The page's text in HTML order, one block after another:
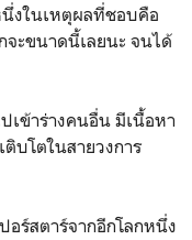
งในเหตุผลที่ชอบคือ
จะขนาดนี้เลยนะ จนได้
ข้าร่างคนอื่น มีเนื้อหา
บโตในสายวงการ
อร์สตาร์จากอีกโลกหนึ่ง